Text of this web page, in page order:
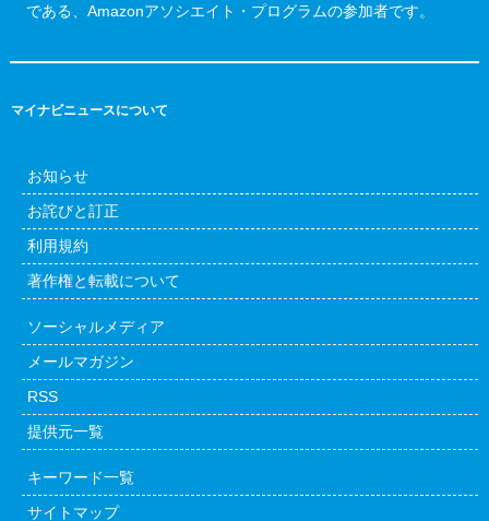
である、Amazonアソシエイト・プログラムの参加者です。
マイナビニュースについて
お知らせ
お詫びと訂正
利用規約
著作権と転載について
ソーシャルメディア
メールマガジン
RSS
提供元一覧
キーワード一覧
サイトマップ